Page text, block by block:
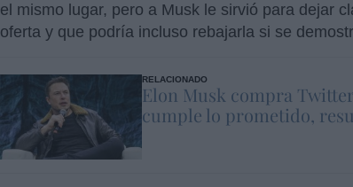
el mismo lugar, pero a Musk le sirvió para dejar
oferta y que podría incluso rebajarla si se
RELACIONADO
Elon Musk compra
cumple lo prometido,